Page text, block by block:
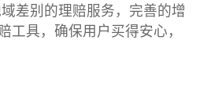
差别的理赔服务，完善的增
工具，确保用户买得安心，